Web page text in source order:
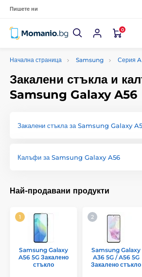
Пишете ни
0
Начална страница Samsung Серия A
Закалени стъкла и
Samsung Galaxy A56
Закалени стъкла за Samsung Galaxy
Калъфи за Samsung Galaxy A56
Най-продавани продукти
Samsung Galaxy
A56 5G Закалено
стъкло
Samsung Galaxy
A36 5G / A56 5G
Закалено стъкло